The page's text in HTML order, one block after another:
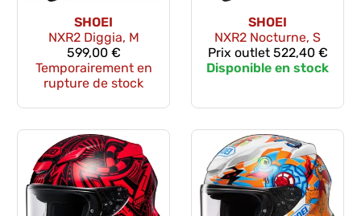
SHOEI
NXR2 Diggia, M
599,00 €
Temporairement en
rupture de stock
SHOEI
NXR2 Nocturne, S
Prix outlet522,40 €
Disponible en stock